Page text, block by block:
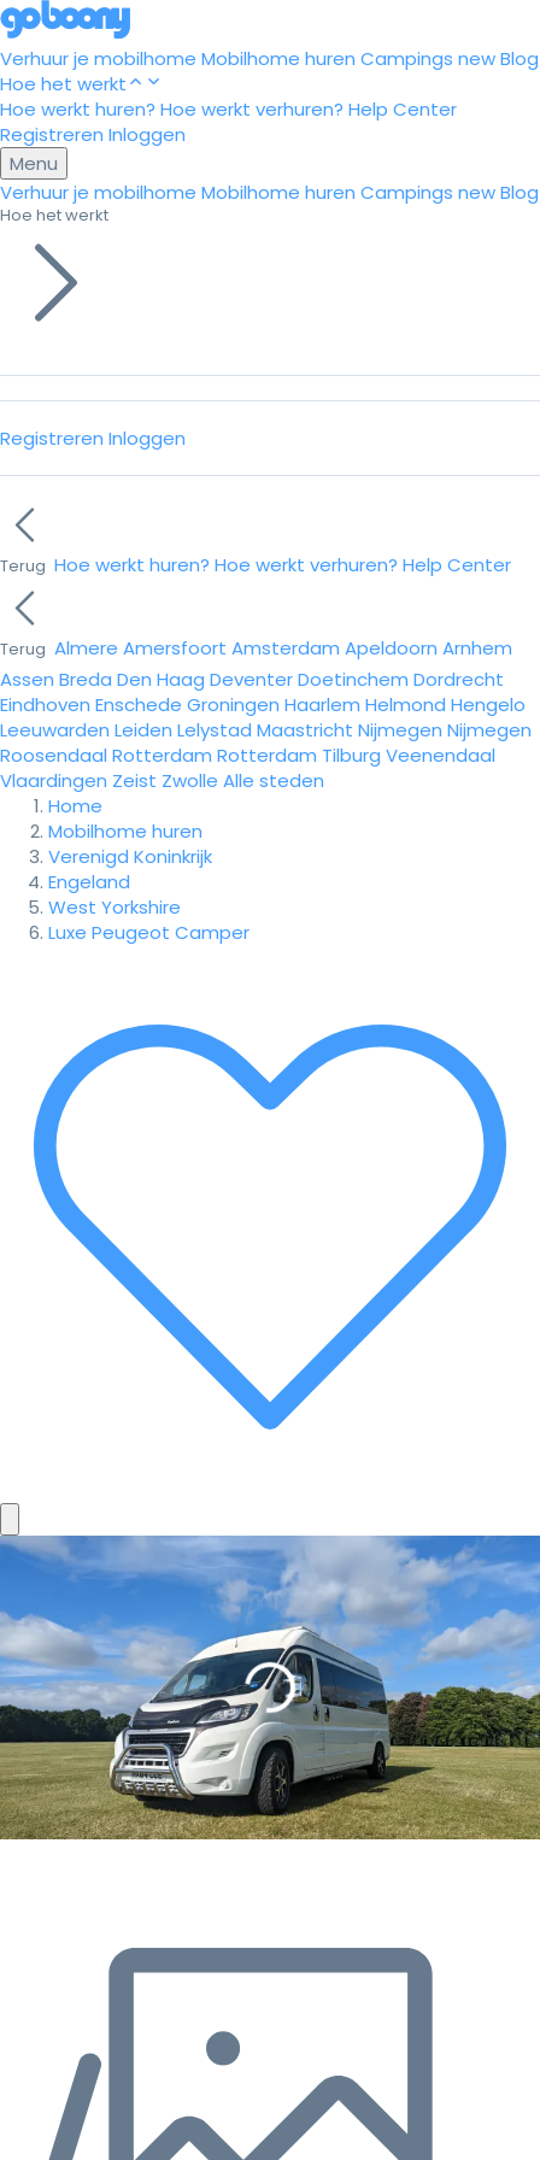
Verhuur je mobilhome Mobilhome huren Campings newBlog
Hoe het werkt
Hoe werkt huren? Hoe werkt verhuren? Help Center
Registreren Inloggen
Menu
Verhuur je mobilhome Mobilhome huren Campings newBlog
Hoe het werkt
Registreren Inloggen
Terug Hoe werkt huren? Hoe werkt verhuren? Help Center
Terug Almere Amersfoort Amsterdam Apeldoorn Arnhem
Assen Breda Den Haag DeventerDoetinchem Dordrecht
Eindhoven Enschede Groningen Haarlem Helmond Hengelo
Leeuwarden Leiden Lelystad Maastricht Nijmegen Nijmegen
Roosendaal Rotterdam Rotterdam Tilburg Veenendaal
Vlaardingen Zeist Zwolle Alle steden
Home
Mobilhome huren
Verenigd Koninkrijk
Engeland
West Yorkshire
Luxe Peugeot Camper